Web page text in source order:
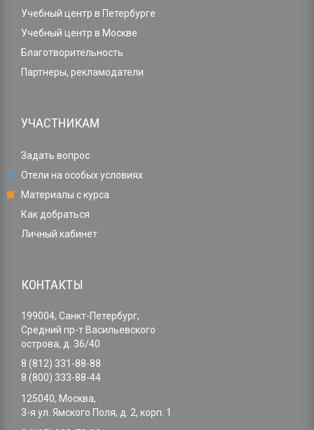
Учебный центр в Петербурге
Учебный центр в Москве
Благотворительность
Партнеры, рекламодатели
УЧАСТНИКАМ
Задать вопрос
Отели на особых условиях
Материалы с курса
Как добраться
Личный кабинет
КОНТАКТЫ
199004, Санкт-Петербург,
Средний пр-т Васильевского
острова, д. 36/40
8 (812) 331-88-88
8 (800) 333-88-44
125040, Москва,
3-я ул. Ямского Поля, д. 2, корп. 1